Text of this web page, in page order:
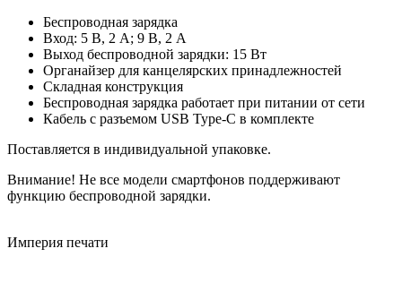
Беспроводная зарядка
Вход: 5 В, 2 A; 9 В, 2 A
Выход беспроводной зарядки: 15 Вт
Органайзер для канцелярских принадлежностей
Складная конструкция
Беспроводная зарядка работает при питании от сети
Кабель с разъемом USB Type-C в комплекте
Поставляется в индивидуальной упаковке.
Внимание! Не все модели смартфонов поддерживают
функцию беспроводной зарядки.
Империя печати